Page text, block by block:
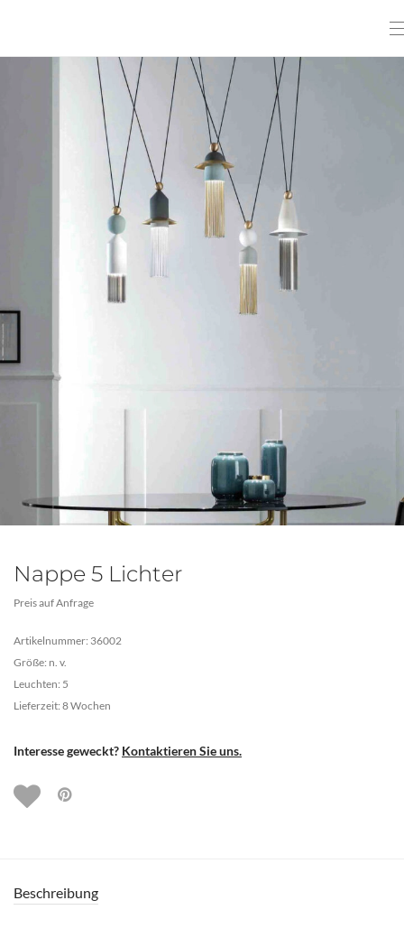
Nappe 5 Lichter
Preis auf Anfrage
Artikelnummer: 36002
Größe: n. v.
Leuchten: 5
Lieferzeit: 8 Wochen
Interesse geweckt? Kontaktieren Sie uns.
Beschreibung